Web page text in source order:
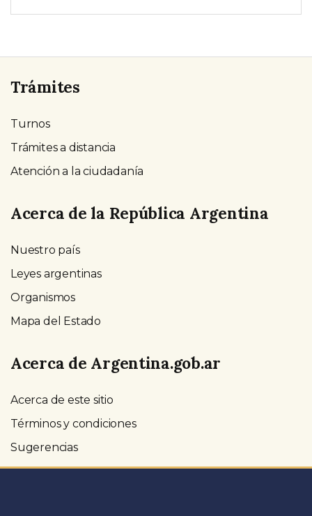
Trámites
Turnos
Trámites a distancia
Atención a la ciudadanía
Acerca de la República Argentina
Nuestro país
Leyes argentinas
Organismos
Mapa del Estado
Acerca de Argentina.gob.ar
Acerca de este sitio
Términos y condiciones
Sugerencias